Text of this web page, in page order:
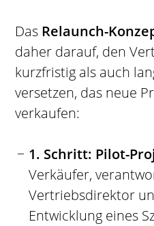
Das Relaunch-
daher darauf, den
kurzfristig als auch
versetzen, das neue
verkaufen:
1. Schritt: Pilot-
Verkäufer,
Vertriebsdirektor
Entwicklung eines